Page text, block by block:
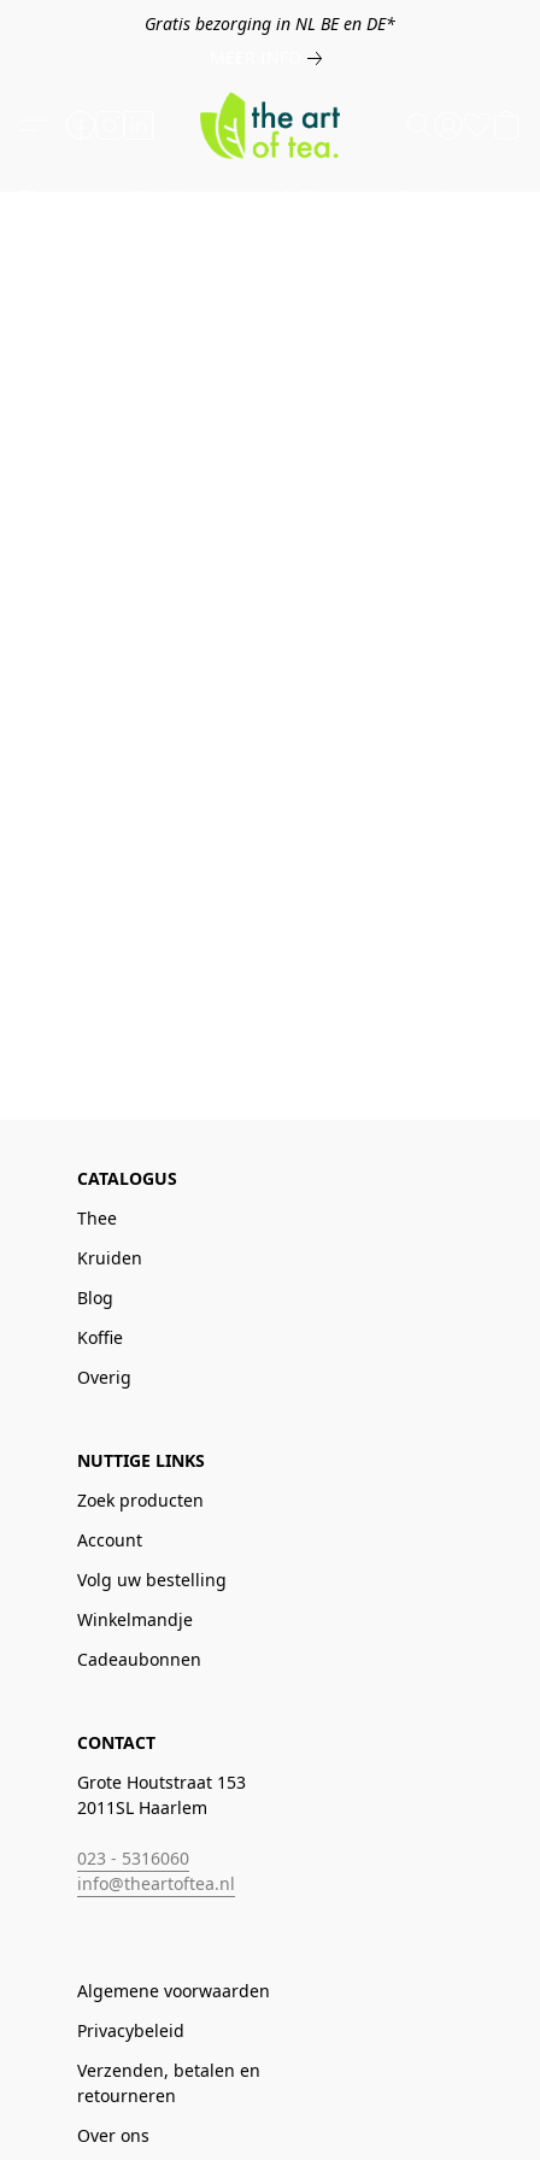
Gratis bezorging in NL BE en DE*
CATALOGUS
Thee
Kruiden
Blog
Koffie
Overig
NUTTIGE LINKS
Zoek producten
Account
Volg uw bestelling
Winkelmandje
Cadeaubonnen
CONTACT
Grote Houtstraat 153
2011SL Haarlem
023 - 5316060
info@theartoftea.nl
Algemene voorwaarden
Privacybeleid
Verzenden, betalen en
retourneren
Over ons